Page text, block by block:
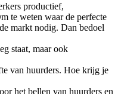
productief,
te weten waar de perfecte
markt nodig. Dan bedoel
staat, maar ook
van huurders. Hoe krijg je
het bellen van huurders en